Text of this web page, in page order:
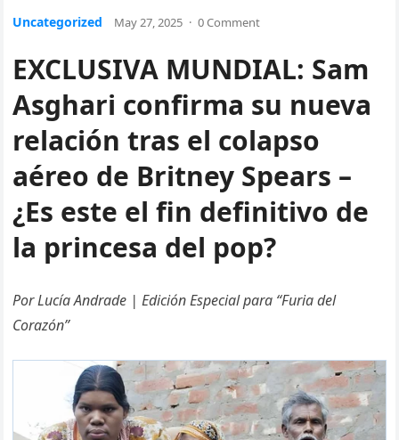
Uncategorized May 27, 2025 · 0 Comment
EXCLUSIVA MUNDIAL: Sam
Asghari confirma su nueva
relación tras el colapso
aéreo de Britney Spears –
¿Es este el fin definitivo de
la princesa del pop?
Por Lucía Andrade | Edición Especial para “Furia del
Corazón”